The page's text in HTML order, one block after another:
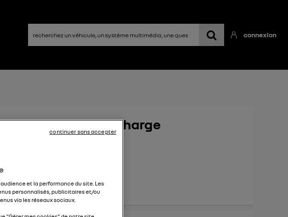
connexion
borne de recharge
de recharge à domicile ?
et la performance du site. Les
personnalisés, publicitaires et/ou
via les réseaux sociaux.
continuer sans accepter